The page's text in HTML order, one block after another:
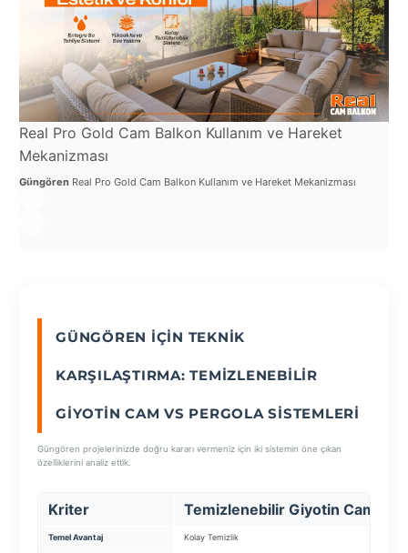
Real Pro Gold Cam Balkon Kullanım ve Hareket
Mekanizması
Güngören Real Pro Gold Cam Balkon Kullanım ve Hareket Mekanizması
GÜNGÖREN İÇIN TEKNIK
KARŞILAŞTIRMA: TEMIZLENEBILIR
GIYOTIN CAM VS PERGOLA SISTEMLERI
Güngören projelerinizde doğru kararı vermeniz için iki sistemin öne çıkan
özelliklerini analiz ettik.
Kriter Temizlenebilir Giyotin Cam
Temel Avantaj Kolay Temizlik